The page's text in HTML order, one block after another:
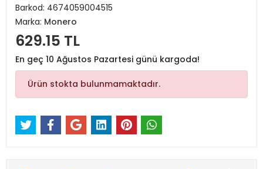
Barkod: 4674059004515
Marka: Monero
629.15 TL
En geç 10 Ağustos Pazartesi günü kargoda!
Ürün stokta bulunmamaktadır.